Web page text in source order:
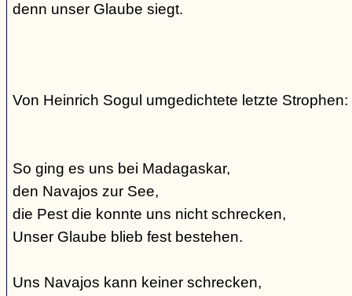
denn unser Glaube siegt.
Von Heinrich Sogul umgedichtete letzte Strophen:
So ging es uns bei Madagaskar,
den Navajos zur See,
die Pest die konnte uns nicht schrecken,
Unser Glaube blieb fest bestehen.
Uns Navajos kann keiner schrecken,